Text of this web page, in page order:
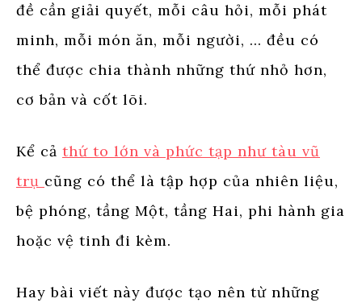
đề cần giải quyết, mỗi câu hỏi, mỗi phát
minh, mỗi món ăn, mỗi người, … đều có
thể được chia thành những thứ nhỏ hơn,
cơ bản và cốt lõi.
Kể cả thứ to lớn và phức tạp như tàu vũ
trụ cũng có thể là tập hợp của nhiên liệu,
bệ phóng, tầng Một, tầng Hai, phi hành gia
hoặc vệ tinh đi kèm.
Hay bài viết này được tạo nên từ những